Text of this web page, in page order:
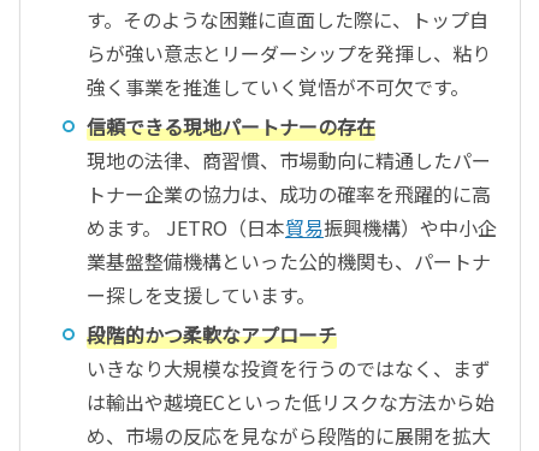
す。そのような困難に直面した際に、トップ自
らが強い意志とリーダーシップを発揮し、粘り
強く事業を推進していく覚悟が不可欠です。
信頼できる現地パートナーの存在
現地の法律、商習慣、市場動向に精通したパー
トナー企業の協力は、成功の確率を飛躍的に高
めます。 JETRO（日本貿易振興機構）や中小企
業基盤整備機構といった公的機関も、パートナ
ー探しを支援しています。
段階的かつ柔軟なアプローチ
いきなり大規模な投資を行うのではなく、まず
は輸出や越境ECといった低リスクな方法から始
め、市場の反応を見ながら段階的に展開を拡大